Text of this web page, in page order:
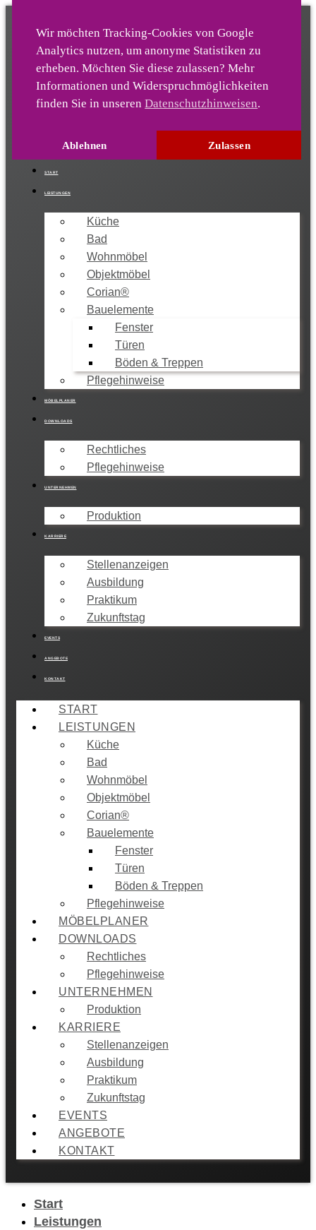
Wir möchten Tracking-Cookies von Google
Analytics nutz­en, um anonyme Statis­tiken zu
er­heben. Möchten Sie diese zulassen? Mehr
Infor­mationen und Wider­spruch­möglich­keiten
finden Sie in unserenDatenschutzhinweisen.
Ablehnen Zulassen
Die-Ideentischlerei
04222 / 9213-0
START
LEISTUNGEN
Küche
Bad
Wohnmöbel
Objektmöbel
Corian®
Bauelemente
Fenster
Türen
Böden & Treppen
Pflegehinweise
MÖBELPLANER
DOWNLOADS
Rechtliches
Pflegehinweise
UNTERNEHMEN
Produktion
KARRIERE
Stellenanzeigen
Ausbildung
Praktikum
Zukunftstag
EVENTS
ANGEBOTE
KONTAKT
START
LEISTUNGEN
Küche
Bad
Wohnmöbel
Objektmöbel
Corian®
Bauelemente
Fenster
Türen
Böden & Treppen
Pflegehinweise
MÖBELPLANER
DOWNLOADS
Rechtliches
Pflegehinweise
UNTERNEHMEN
Produktion
KARRIERE
Stellenanzeigen
Ausbildung
Praktikum
Zukunftstag
EVENTS
ANGEBOTE
KONTAKT
Start
Leistungen